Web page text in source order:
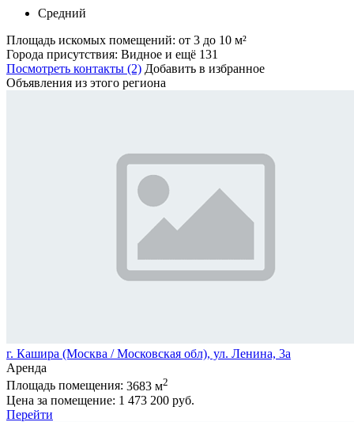
Средний
Площадь искомых помещений: от 3 до 10 м²
Города присутствия: Видное и ещё 131
Посмотреть контакты (2) Добавить в избранное
Объявления из этого региона
г. Кашира (Москва / Московская обл), ул. Ленина, 3а
Аренда
Площадь помещения: 3683 м2
Цена за помещение: 1 473 200 руб.
Перейти